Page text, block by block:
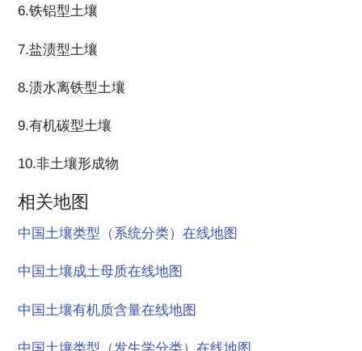
6.铁铝型土壤
7.盐渍型土壤
8.渍水离铁型土壤
9.有机碳型土壤
10.非土壤形成物
相关地图
中国土壤类型（系统分类）在线地图
中国土壤成土母质在线地图
中国土壤有机质含量在线地图
中国土壤类型（发生学分类）在线地图